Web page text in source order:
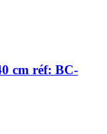
cm réf: BC-